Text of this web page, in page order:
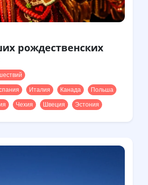
рождественских
Италия Канада
Польша
Чехия Швеция Эстония